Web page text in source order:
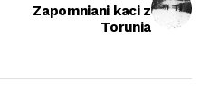
Zapomniani kaci z
Torunia